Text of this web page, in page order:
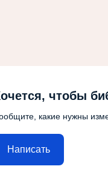
чтобы
какие нужны
Написать